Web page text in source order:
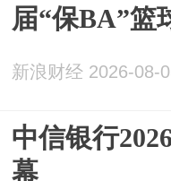
届“保BA”篮
新浪财经 2026-08-
中信银行
幕